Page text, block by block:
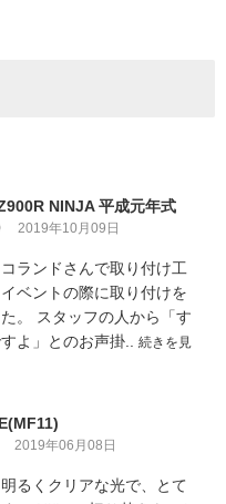
NINJA 平成元年式
2019年10月09日
ランドさんで取り付け工
ベントの際に取り付けを
。 スタッフの人から「す
よ」とのお声掛.. 続きを見
2019年06月08日
るくクリアな光で、とて